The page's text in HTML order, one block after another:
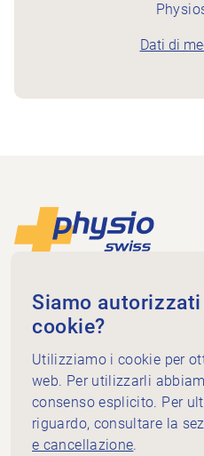
Dati di
Piè di pagina
Physioswiss
Dammweg 3
3013 Bern
+41 58 255 36 00
info@physioswiss.ch
Media sociali
Informazioni importanti
Conoscenze
Siamo
cookie?
Utilizziamo i cookie per
web. Per utilizzarli
consenso esplicito. Per
riguardo, consultare la
e cancellazione.